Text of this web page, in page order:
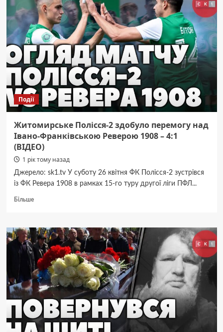
нуля
до
студентського
квитка
Події
Житомирське Полісся-2 здобуло перемогу над
Івано-Франківською Реверою 1908 – 4:1
(ВІДЕО)
1 рік тому назад
Джерело: sk1.tv У суботу 26 квітня ФК Полісся-2 зустрівся
із ФК Ревера 1908 в рамках 15-го туру другої ліги ПФЛ...
БільшеДокладніше
Полісся-2
здобуло
перемогу
над
Івано-
Франківською
Реверою
1908
4:1
(ВІДЕО)